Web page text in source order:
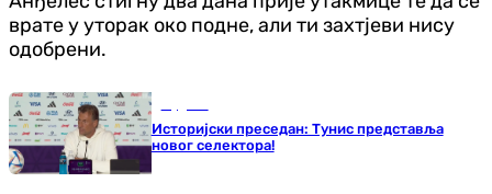
врате у уторак око подне, али ти захтјеви нису
одобрени.
Историјски преседан: Тунис представља
новог селектора!